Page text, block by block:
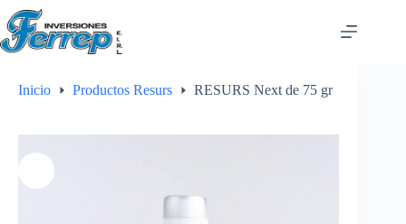
Saltar
al
contenido
Inicio Productos Resurs RESURS Next de 75 gr